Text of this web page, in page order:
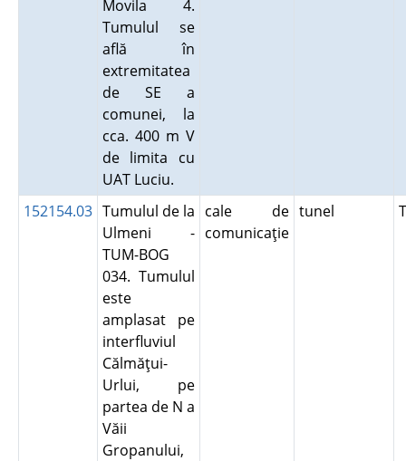
Movila 4.
Tumulul se
află în
extremitatea
de SE a
comunei, la
cca. 400 m V
de limita cu
UAT Luciu.
152154.03 Tumulul de la
Ulmeni -
TUM-BOG
034. Tumulul
este
amplasat pe
interfluviul
Călmăţui-
Urlui, pe
partea de N a
Văii
Gropanului,
cale de
comunicaţie
tunel